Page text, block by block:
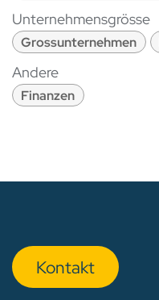
Unternehmensgrösse
Grossunternehmen
Andere
Finanzen
Kon​​​​​​ta​​kt